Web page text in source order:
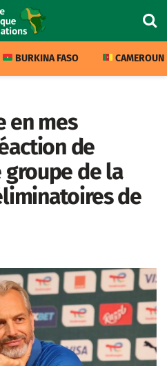
BURKINA FASO CAMEROUN
en mes
de
groupe de la
de